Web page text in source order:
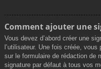
Comment ajouter une
Vous devez d’abord créer une
l’utilisateur. Une fois créée, vous
sur le formulaire de rédaction de
signature par défaut à tous vos